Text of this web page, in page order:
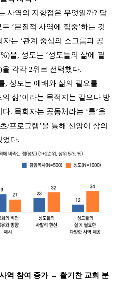
사역의 지향점은 무엇일까? 담
‘본질적 사역에 집중’하는 것
는 ‘관계 중심의 소그룹과 공
을, 성도는 ‘성도들의 삶에 필
각각 2위로 선택했다.
, 성도는 예배와 삶의 필요를
삶’이라는 목적지는 같으나 방
. 목회자는 공동체라는 ‘틀’을
/프로그램’을 통해 신앙이 삶의
었다.
역 참여 증가 → 활기찬 교회 분